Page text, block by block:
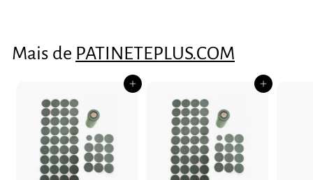
3
1
Mais de PATINETEPLUS.COM
Adicionar ao Carrinho de Compras Adicionar ao Carrinho de Compras